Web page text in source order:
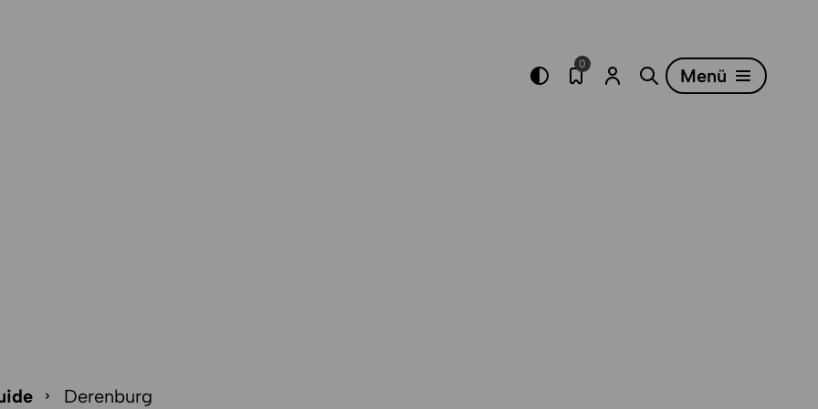
Merkliste öffnen
0
Menü
Derenburg